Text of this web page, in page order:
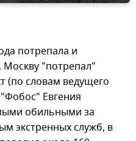
потрепала и
Москву "потрепал"
(по словам ведущего
Евгения
обильными за
экстренных служб, в